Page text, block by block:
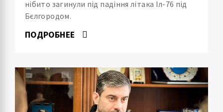
нібито загинули під падіння літака Іл-76 під
Бєлгородом.
ПОДРОБНЕЕ